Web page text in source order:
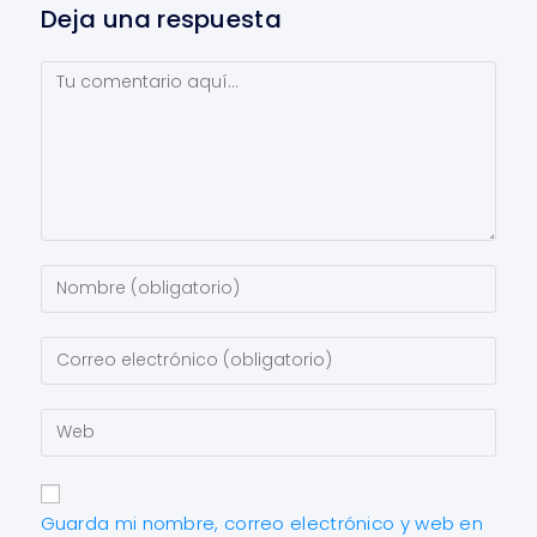
Deja una respuesta
Guarda mi nombre, correo electrónico y web en